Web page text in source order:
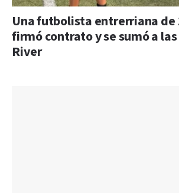
Una futbolista entrerriana de
firmó contrato y se sumó a
River